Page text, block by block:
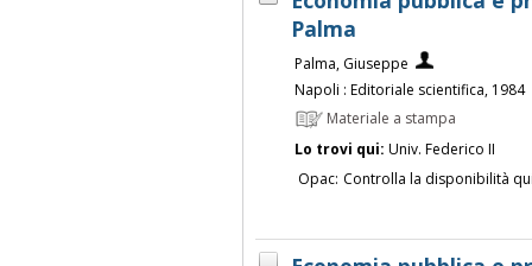
Palma
Palma, Giuseppe
Napoli : Editoriale scientifica, 1984
Materiale a stampa
Lo trovi qui: Univ. Federico II
Opac: Controlla la disponibilità